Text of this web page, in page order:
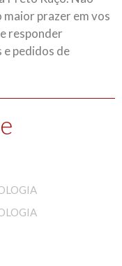
prazer em vos
responder
pedidos de